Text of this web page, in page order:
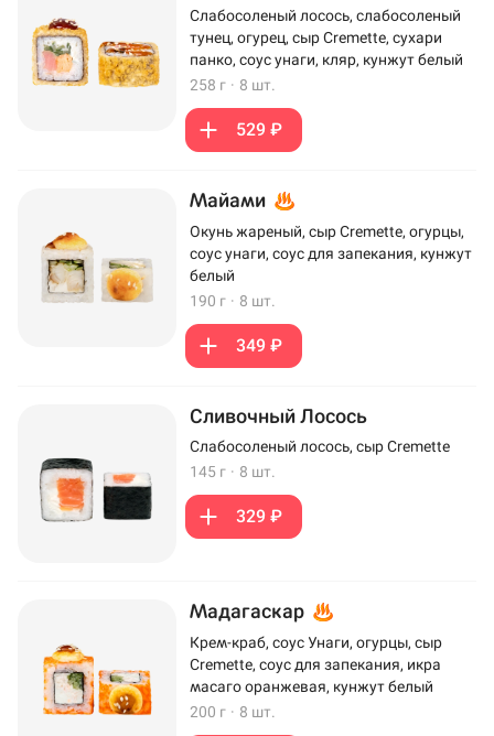
Слабосоленый лосось, слабосоленый
тунец, огурец, сыр Cremette, сухари
панко, соус унаги, кляр, кунжут белый
258 г · 8 шт.
529 ₽
Майами
Окунь жареный, сыр Cremette, огурцы,
соус унаги, соус для запекания, кунжут
белый
190 г · 8 шт.
349 ₽
Сливочный Лосось
Слабосоленый лосось, сыр Cremette
145 г · 8 шт.
329 ₽
Мадагаскар
Крем-краб, соус Унаги, огурцы, сыр
Cremette, соус для запекания, икра
масаго оранжевая, кунжут белый
200 г · 8 шт.